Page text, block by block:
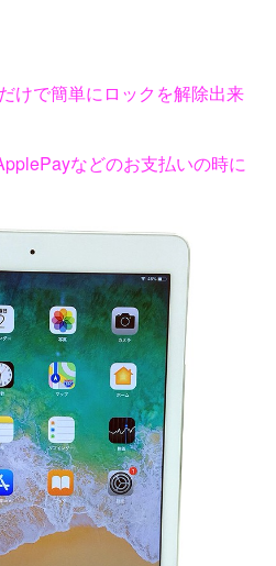
けで簡単にロックを解除出来
などのお支払いの時に